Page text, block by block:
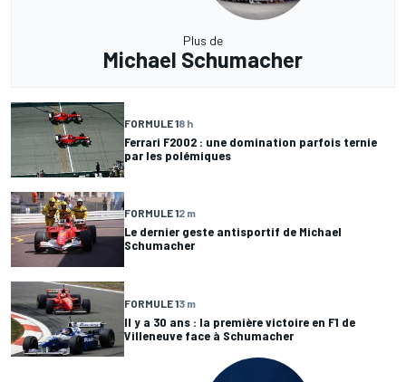
Plus de
Michael Schumacher
FORMULE 18 h
Ferrari F2002 : une domination parfois ternie
par les polémiques
FORMULE 12 m
Le dernier geste antisportif de Michael
Schumacher
FORMULE 13 m
Il y a 30 ans : la première victoire en F1 de
Villeneuve face à Schumacher